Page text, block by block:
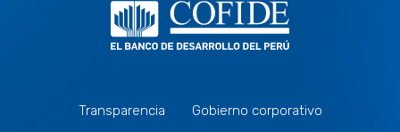
Transparencia
Gobierno corporativo